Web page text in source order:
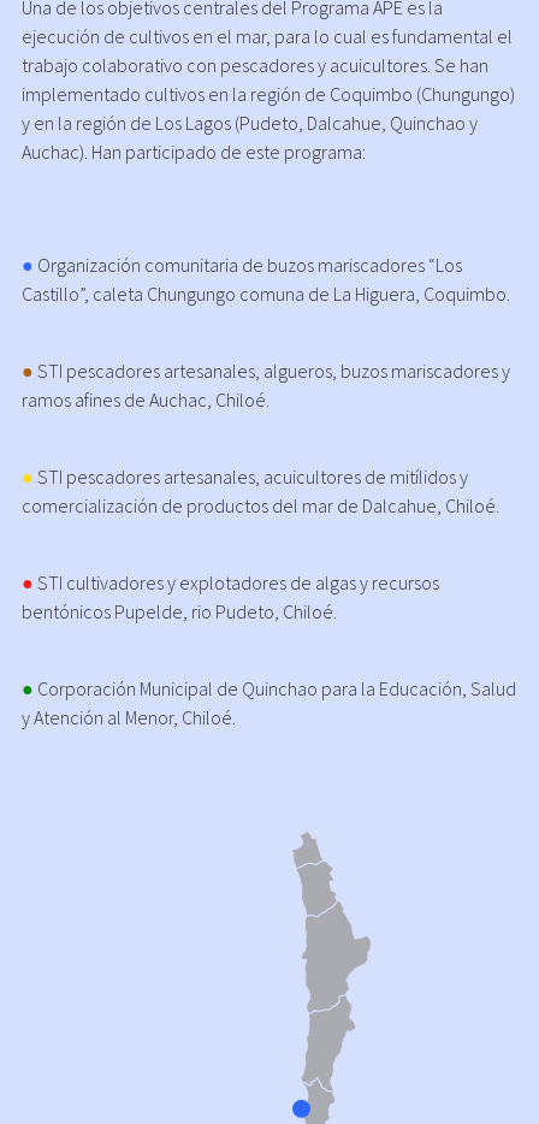
Una de los objetivos centrales del Programa APE es la
ejecución de cultivos en el mar, para lo cual es fundamental el
trabajo colaborativo con pescadores y acuicultores. Se han
implementado cultivos en la región de Coquimbo (Chungungo)
y en la región de Los Lagos (Pudeto, Dalcahue, Quinchao y
Auchac). Han participado de este programa:
● Organización comunitaria de buzos mariscadores “Los
Castillo”, caleta Chungungo comuna de La Higuera, Coquimbo.
● STI pescadores artesanales, algueros, buzos mariscadores y
ramos afines de Auchac, Chiloé.
● STI pescadores artesanales, acuicultores de mitílidos y
comercialización de productos del mar de Dalcahue, Chiloé.
● STI cultivadores y explotadores de algas y recursos
bentónicos Pupelde, rio Pudeto, Chiloé.
● Corporación Municipal de Quinchao para la Educación, Salud
y Atención al Menor, Chiloé.